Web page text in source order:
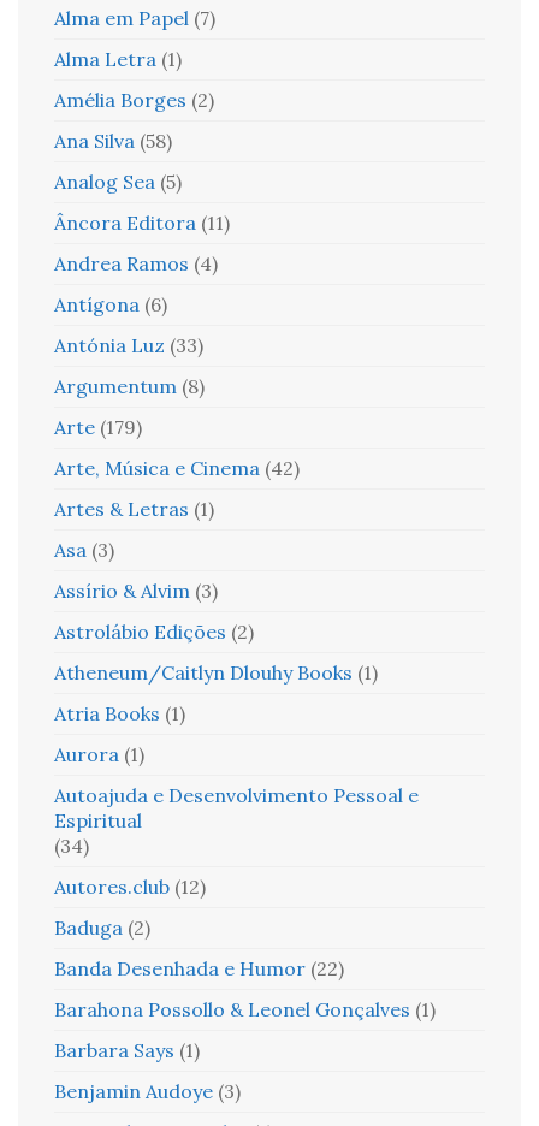
Alma em Papel (7)
Alma Letra (1)
Amélia Borges (2)
Ana Silva (58)
Analog Sea (5)
Âncora Editora (11)
Andrea Ramos (4)
Antígona (6)
Antónia Luz (33)
Argumentum (8)
Arte (179)
Arte, Música e Cinema (42)
Artes & Letras (1)
Asa (3)
Assírio & Alvim (3)
Astrolábio Edições (2)
Atheneum/Caitlyn Dlouhy Books (1)
Atria Books (1)
Aurora (1)
Autoajuda e Desenvolvimento Pessoal e
Espiritual
(34)
Autores.club (12)
Baduga (2)
Banda Desenhada e Humor (22)
Barahona Possollo & Leonel Gonçalves (1)
Barbara Says (1)
Benjamin Audoye (3)